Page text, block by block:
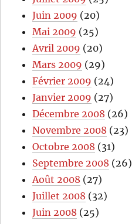
Juin 2009 (20)
Mai 2009 (25)
Avril 2009 (20)
Mars 2009 (29)
Février 2009 (24)
Janvier 2009 (27)
Décembre 2008 (26)
Novembre 2008 (23)
Octobre 2008 (31)
Septembre 2008 (26)
Août 2008 (27)
Juillet 2008 (32)
Juin 2008 (25)